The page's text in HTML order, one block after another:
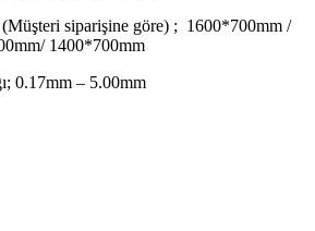
siparişine göre) ; 1600*700mm /
1400*700mm
0.17mm – 5.00mm